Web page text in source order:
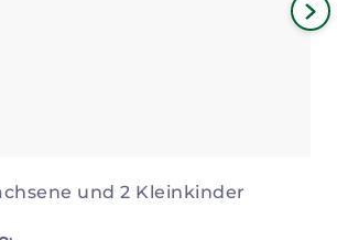
und 2 Kleinkinder